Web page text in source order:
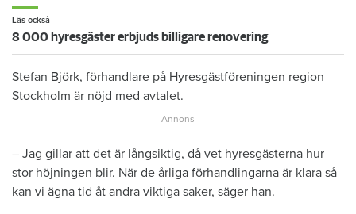
Läs också
8 000 hyresgäster erbjuds billigare renovering
Stefan Björk, förhandlare på Hyresgästföreningen region
Stockholm är nöjd med avtalet.
– Jag gillar att det är långsiktig, då vet hyresgästerna hur
stor höjningen blir. När de årliga förhandlingarna är klara så
kan vi ägna tid åt andra viktiga saker, säger han.